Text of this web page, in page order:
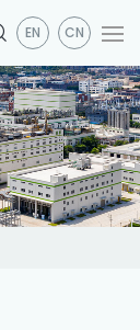
EN CN